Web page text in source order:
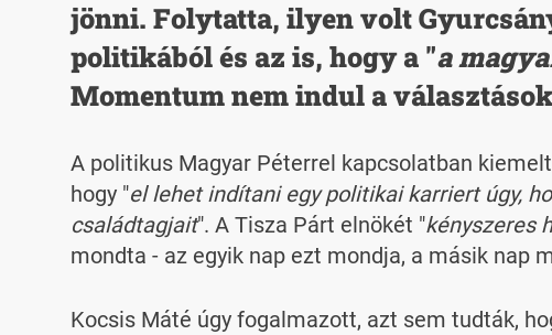
jönni. Folytatta, ilyen volt
politikából és az is, hogy a "a
Momentum nem indul a
A politikus Magyar Péterrel kapcsolatban
hogy "el lehet indítani egy politikai karriert úgy,
családtagjait". A Tisza Párt elnökét "kényszeres
mondta - az egyik nap ezt mondja, a másik nap
Kocsis Máté úgy fogalmazott, azt sem tudták,